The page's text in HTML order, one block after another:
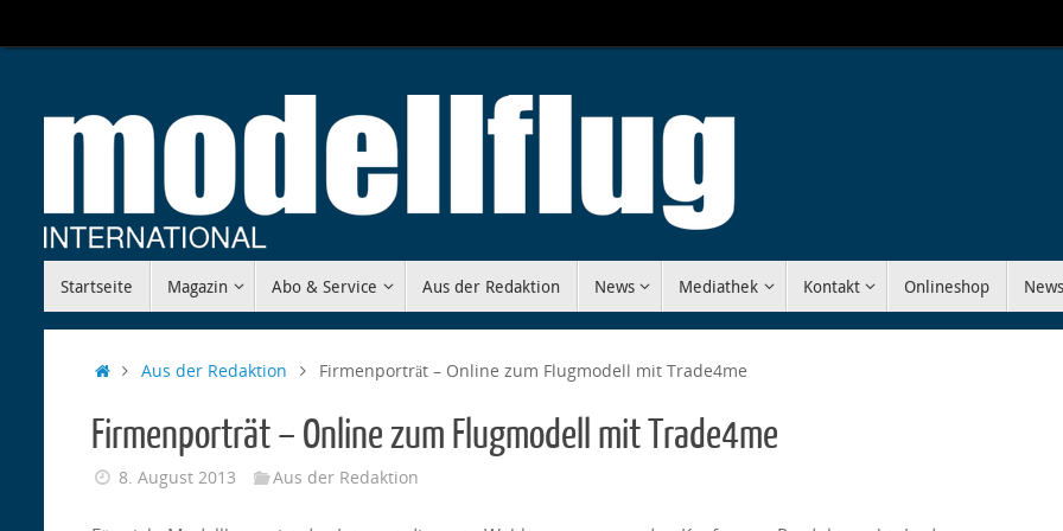
Inhalt
Inhalt
Startseite Magazin Abo & Service Aus der Redaktion News Mediathek Kontakt Onlineshop
StartAus der Redaktion Firmenporträt – Online zum Flugmodell mit Trade4me
Firmenporträt – Online zum Flugmodell mit Trade4me
8. August 2013 Aus der Redaktion